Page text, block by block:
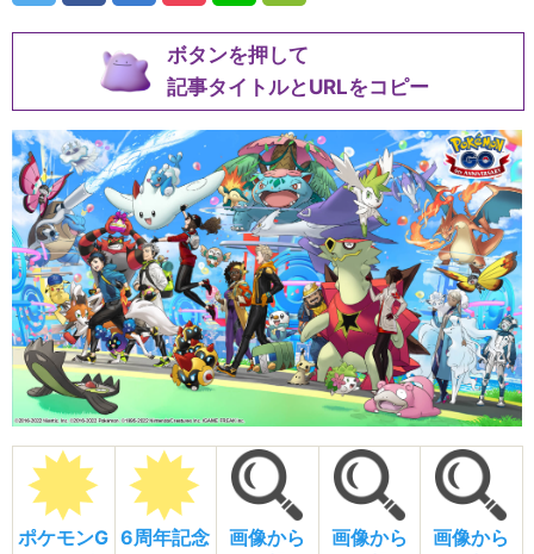
ボタンを押して
記事タイトルとURLをコピー
ポケモンG 6周年記念
画像から
画像から
画像から